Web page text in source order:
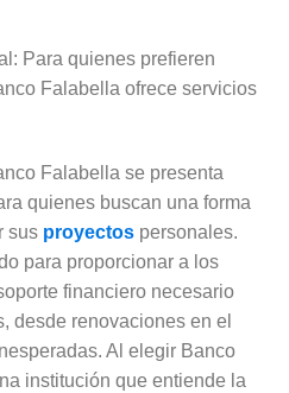
Para quienes prefieren
Falabella ofrece servicios
Falabella se presenta
quienes buscan una forma
sus proyectos personales.
para proporcionar a los
financiero necesario
desde renovaciones en el
Al elegir Banco
institución que entiende la